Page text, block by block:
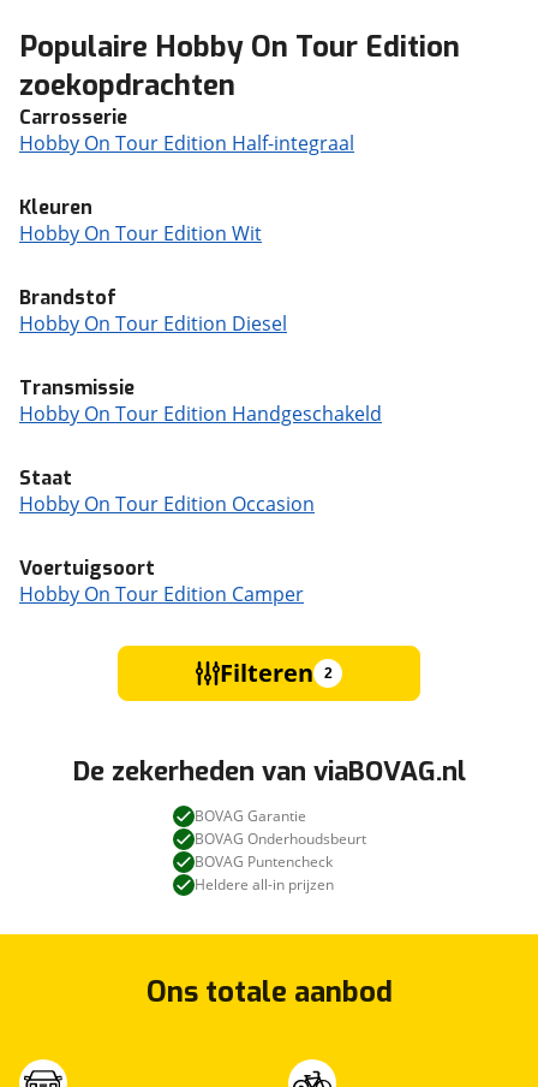
Populaire Hobby On Tour Edition
zoekopdrachten
Carrosserie
Hobby On Tour Edition Half-integraal
Kleuren
Hobby On Tour Edition Wit
Brandstof
Hobby On Tour Edition Diesel
Transmissie
Hobby On Tour Edition Handgeschakeld
Staat
Hobby On Tour Edition Occasion
Voertuigsoort
Hobby On Tour Edition Camper
Filteren 2
De zekerheden van viaBOVAG.nl
BOVAG Garantie
BOVAG Onderhoudsbeurt
BOVAG Puntencheck
Heldere all-in prijzen
Ons totale aanbod